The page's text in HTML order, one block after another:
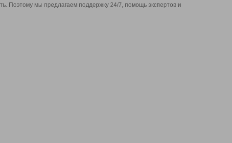
Поэтому мы предлагаем поддержку 24/7, помощь экспертов и